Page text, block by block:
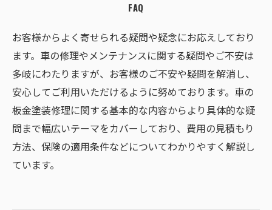
FAQ
お客様からよく寄せられる疑問や疑念にお応えしており
ます。車の修理やメンテナンスに関する疑問やご不安は
多岐にわたりますが、お客様のご不安や疑問を解消し、
安心してご利用いただけるように努めております。車の
板金塗装修理に関する基本的な内容からより具体的な疑
問まで幅広いテーマをカバーしており、費用の見積もり
方法、保険の適用条件などについてわかりやすく解説し
ています。